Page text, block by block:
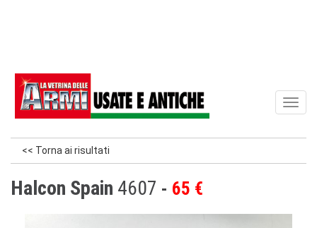
<< Torna ai risultati
Halcon Spain 4607 65 €